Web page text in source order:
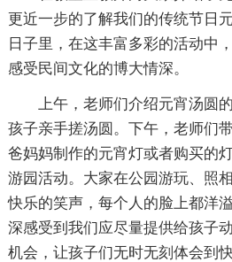
更近一步的了解我们的传统节日
日子里，在这丰富多彩的活动中
感受民间文化的博大情深。
上午，老师们介绍元宵汤圆
孩子亲手搓汤圆。下午，老师们
爸妈妈制作的元宵灯或者购买的
游园活动。大家在公园游玩、照
快乐的笑声，每个人的脸上都洋
深感受到我们应尽量提供给孩子
机会，让孩子们无时无刻体会到